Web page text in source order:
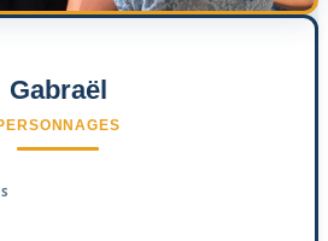
Gabraël